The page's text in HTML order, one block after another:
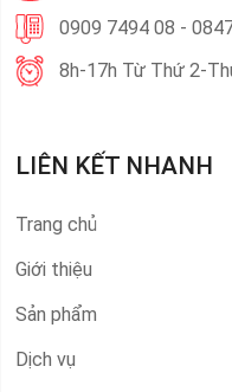
0909 7494 08 -
8h-17h Từ Thứ 2-
LIÊN KẾT NHANH
Trang chủ
Giới thiệu
Sản phẩm
Dịch vụ